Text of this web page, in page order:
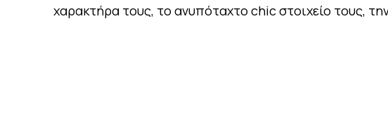
χαρακτήρα τους, το ανυπόταχτο chic στοιχείο τους,